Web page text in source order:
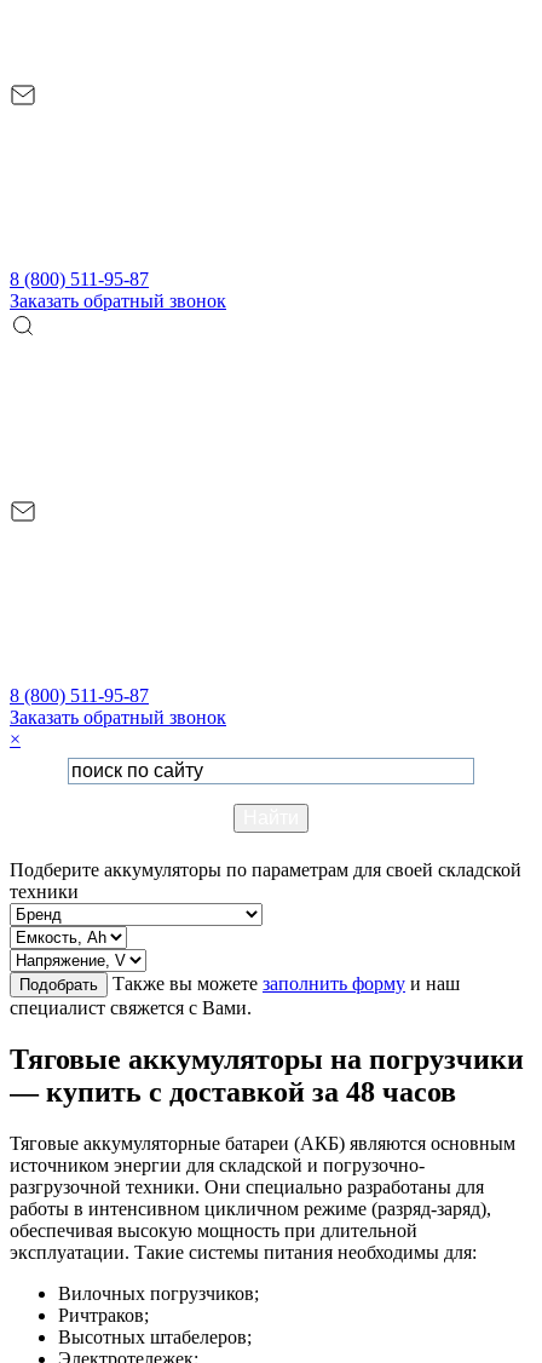
8 (800) 511-95-87
Заказать обратный звонок
8 (800) 511-95-87
Заказать обратный звонок
×
Подберите аккумуляторы по параметрам для своей складской
техники
Подобрать Также вы можете заполнить форму и наш
специалист свяжется с Вами.
Тяговые аккумуляторы на погрузчики
— купить с доставкой за 48 часов
Тяговые аккумуляторные батареи (АКБ) являются основным
источником энергии для складской и погрузочно-
разгрузочной техники. Они специально разработаны для
работы в интенсивном цикличном режиме (разряд-заряд),
обеспечивая высокую мощность при длительной
эксплуатации. Такие системы питания необходимы для:
Вилочных погрузчиков;
Ричтраков;
Высотных штабелеров;
Электротележек;